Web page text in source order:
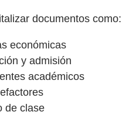
documentos como:
económicas
y admisión
académicos
de clase